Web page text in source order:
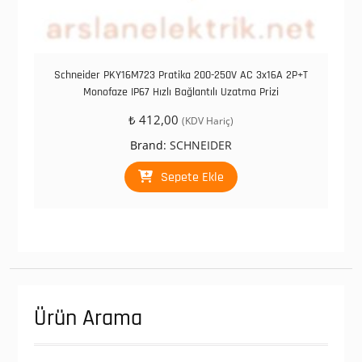
Schneider PKY16M723 Pratika 200-250V AC 3x16A 2P+T
Monofaze IP67 Hızlı Bağlantılı Uzatma Prizi
₺ 412,00 (KDV Hariç)
Brand: SCHNEIDER
Sepete Ekle
Ürün Arama